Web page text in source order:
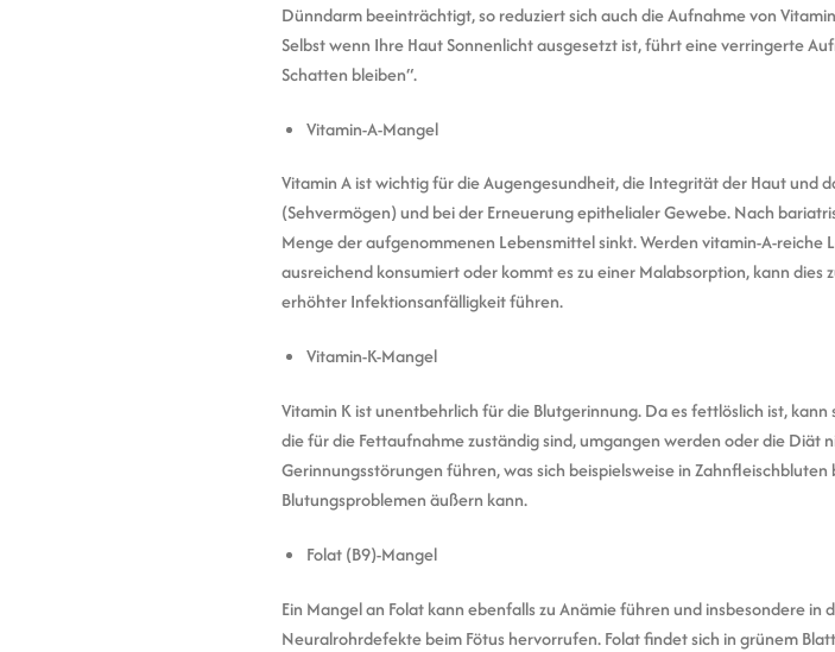
Dünndarm beeinträchtigt, so reduziert sich auch die Aufnahme von
Selbst wenn Ihre Haut Sonnenlicht ausgesetzt ist, führt eine verringerte
Schatten bleiben“.
Vitamin-A-Mangel
Vitamin A ist wichtig für die Augengesundheit, die Integrität der Haut und
(Sehvermögen) und bei der Erneuerung epithelialer Gewebe. Nach
Menge der aufgenommenen Lebensmittel sinkt. Werden vitamin-A-
ausreichend konsumiert oder kommt es zu einer Malabsorption, kann
erhöhter Infektionsanfälligkeit führen.
Vitamin-K-Mangel
Vitamin K ist unentbehrlich für die Blutgerinnung. Da es fettlöslich ist,
die für die Fettaufnahme zuständig sind, umgangen werden oder die Diät
Gerinnungsstörungen führen, was sich beispielsweise in
Blutungsproblemen äußern kann.
Folat (B9)-Mangel
Ein Mangel an Folat kann ebenfalls zu Anämie führen und insbesondere
Neuralrohrdefekte beim Fötus hervorrufen. Folat findet sich in grünem